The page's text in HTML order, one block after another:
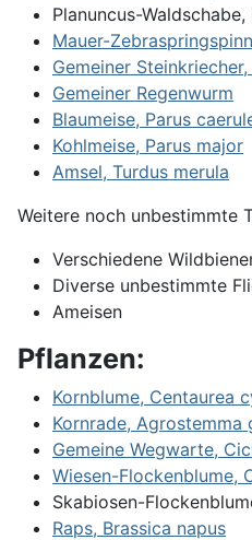
Planuncus-
Mauer-
Gemeiner
Gemeiner Regenwurm
Blaumeise, Parus
Kohlmeise, Parus major
Amsel, Turdus merula
Weitere noch unbestimmte
Verschiedene
Diverse unbestimmte
Ameisen
Pflanzen:
Kornblume, Centaurea
Kornrade, Agrostemma
Gemeine Wegwarte,
Wiesen-Flockenblume,
Skabiosen-
Raps, Brassica napus